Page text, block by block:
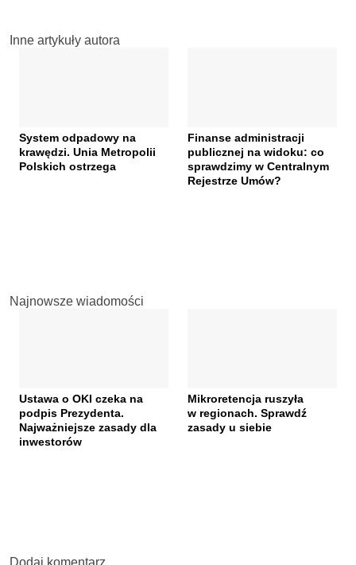
Inne artykuły autora
System odpadowy na
krawędzi. Unia Metropolii
Polskich ostrzega
Finanse administracji
publicznej na widoku: co
sprawdzimy w Centralnym
Rejestrze Umów?
Najnowsze wiadomości
Ustawa o OKI czeka na
podpis Prezydenta.
Najważniejsze zasady dla
inwestorów
Mikroretencja ruszyła
w regionach. Sprawdź
zasady u siebie
Dodaj komentarz